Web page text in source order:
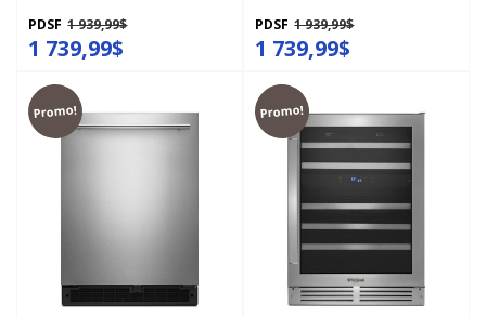
PDSF 1 939,99$
1 739,99$
PDSF 1 939,99$
1 739,99$
Promo! Promo!